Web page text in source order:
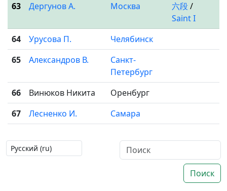
63
Дергунов А. Москва 六段/
Saint I
64
Урусова П.
Челябинск
65
Александров В.
Санкт-
Петербург
66
Винюков Никита
Оренбург
67
Лесненко И. Самара
Поиск